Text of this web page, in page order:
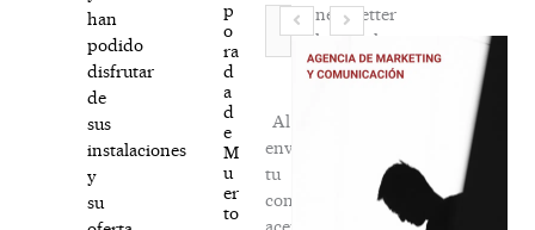
han
podido
disfrutar
de
sus
instalaciones
y
su
p
o
ra
d
a
d
e
M
u
er
to
Web
newsletter
habitual
Al
enviar
tu
comentario,
aceptas